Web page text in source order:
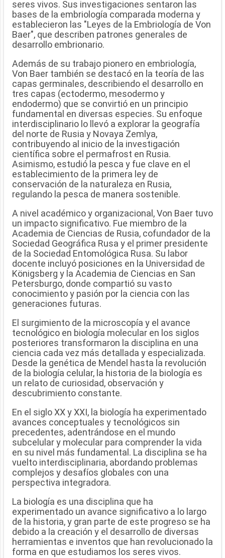
seres vivos. Sus investigaciones sentaron las
bases de la embriología comparada moderna y
establecieron las "Leyes de la Embriología de Von
Baer", que describen patrones generales de
desarrollo embrionario.
Además de su trabajo pionero en embriología,
Von Baer también se destacó en la teoría de las
capas germinales, describiendo el desarrollo en
tres capas (ectodermo, mesodermo y
endodermo) que se convirtió en un principio
fundamental en diversas especies. Su enfoque
interdisciplinario lo llevó a explorar la geografía
del norte de Rusia y Novaya Zemlya,
contribuyendo al inicio de la investigación
científica sobre el permafrost en Rusia.
Asimismo, estudió la pesca y fue clave en el
establecimiento de la primera ley de
conservación de la naturaleza en Rusia,
regulando la pesca de manera sostenible.
A nivel académico y organizacional, Von Baer tuvo
un impacto significativo. Fue miembro de la
Academia de Ciencias de Rusia, cofundador de la
Sociedad Geográfica Rusa y el primer presidente
de la Sociedad Entomológica Rusa. Su labor
docente incluyó posiciones en la Universidad de
Königsberg y la Academia de Ciencias en San
Petersburgo, donde compartió su vasto
conocimiento y pasión por la ciencia con las
generaciones futuras.
El surgimiento de la microscopía y el avance
tecnológico en biología molecular en los siglos
posteriores transformaron la disciplina en una
ciencia cada vez más detallada y especializada.
Desde la genética de Mendel hasta la revolución
de la biología celular, la historia de la biología es
un relato de curiosidad, observación y
descubrimiento constante.
En el siglo XX y XXI, la biología ha experimentado
avances conceptuales y tecnológicos sin
precedentes, adentrándose en el mundo
subcelular y molecular para comprender la vida
en su nivel más fundamental. La disciplina se ha
vuelto interdisciplinaria, abordando problemas
complejos y desafíos globales con una
perspectiva integradora.
La biología es una disciplina que ha
experimentado un avance significativo a lo largo
de la historia, y gran parte de este progreso se ha
debido a la creación y el desarrollo de diversas
herramientas e inventos que han revolucionado la
forma en que estudiamos los seres vivos.